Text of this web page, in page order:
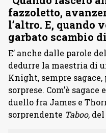
fazzoletto,
l’altro. E, quando
garbato scambio
E’ anche dalle parole
dedurre la maestria di
Knight, sempre
sorprese. Com’è
duello fra James e
sorprendente Taboo,